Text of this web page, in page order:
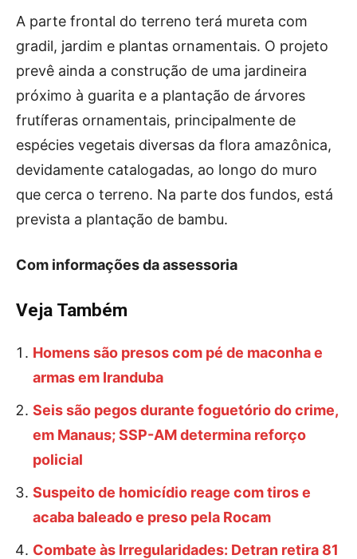
A parte frontal do terreno terá mureta com
gradil, jardim e plantas ornamentais. O projeto
prevê ainda a construção de uma jardineira
próximo à guarita e a plantação de árvores
frutíferas ornamentais, principalmente de
espécies vegetais diversas da flora amazônica,
devidamente catalogadas, ao longo do muro
que cerca o terreno. Na parte dos fundos, está
prevista a plantação de bambu.
Com informações da assessoria
Veja Também
Homens são presos com pé de maconha e
armas em Iranduba
Seis são pegos durante foguetório do crime,
em Manaus; SSP-AM determina reforço
policial
Suspeito de homicídio reage com tiros e
acaba baleado e preso pela Rocam
Combate às Irregularidades: Detran retira 81